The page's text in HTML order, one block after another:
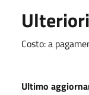
Costo: a
Ultimo